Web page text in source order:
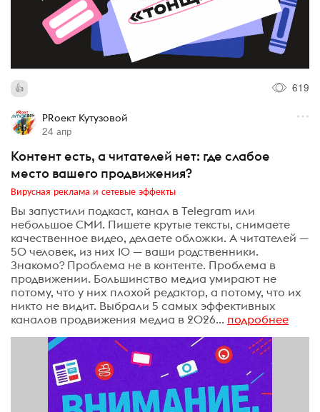
619
PRоект Кутузовой
24 апр
Контент есть, а читателей нет: где слабое
место вашего продвижения?
Вирусная реклама и сетевые эффекты
Вы запустили подкаст, канал в Telegram или
небольшое СМИ. Пишете крутые тексты, снимаете
качественное видео, делаете обложки. А читателей —
50 человек, из них 10 — ваши родственники.
Знакомо? Проблема не в контенте. Проблема в
продвижении. Большинство медиа умирают не
потому, что у них плохой редактор, а потому, что их
никто не видит. Выбрали 5 самых эффективных
каналов продвижения медиа в 2026... подробнее